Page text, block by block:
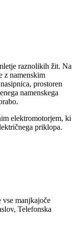
raznolikih žit. Na
z namenskim
prostoren
namenskega
elektromotorjem, ki
priklopa.
vse manjkajoče
Telefonska